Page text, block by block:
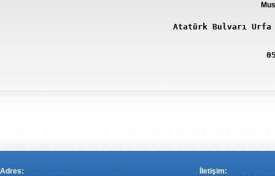
Atatürk Bulvarı Urfa
Adres:
İletişim: